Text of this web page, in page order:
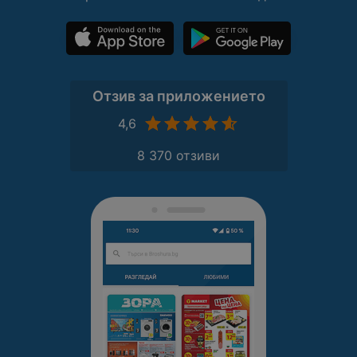
Отзив за приложението
4,6
8 370 отзиви